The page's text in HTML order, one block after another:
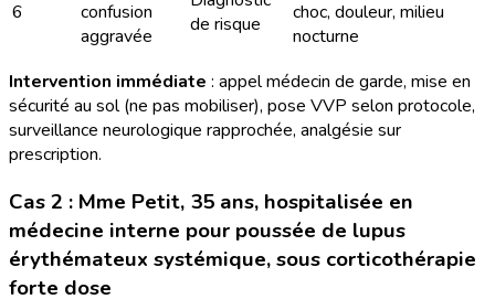
6
confusion
aggravée
de risque
choc, douleur, milieu
nocturne
Intervention immédiate : appel médecin de garde, mise en
sécurité au sol (ne pas mobiliser), pose VVP selon protocole,
surveillance neurologique rapprochée, analgésie sur
prescription.
Cas 2 : Mme Petit, 35 ans, hospitalisée en
médecine interne pour poussée de lupus
érythémateux systémique, sous corticothérapie
forte dose